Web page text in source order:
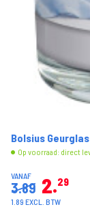
Bolsius
Op voorraad: direct
VANAF
3.89 2 29
1.89 EXCL. BTW